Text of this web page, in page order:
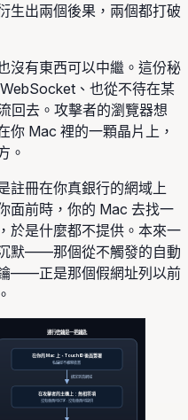
生出兩個後果，兩個都打破
沒有東西可以中繼。這份秘
、也從不待在某
回去。攻擊者的瀏覽器想
你 Mac 裡的一顆晶片上，
。
註冊在你真銀行的網域上
面前時，你的 Mac 去找一
於是什麼都不提供。本來一
默——那個從不觸發的自動
——正是那個假網址列以前
通行密鑰是一把鑰匙
在你的 Mac 上、Touch ID 後面簽署
私鑰從不離開裝置
綁定到真網域
在攻擊者的主機上：無相符項
沒有東西可打字 · 沒有東西可提供